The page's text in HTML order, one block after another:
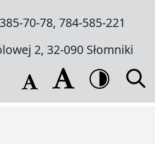
70-78, 784-585-221
2, 32-090 Słomniki